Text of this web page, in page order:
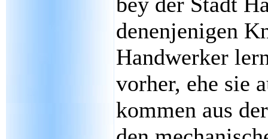
denenjenigen
Handwerker
vorher, ehe sie
kommen aus